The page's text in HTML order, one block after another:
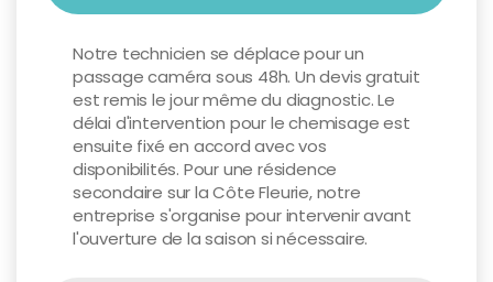
Notre technicien se déplace pour un
passage caméra sous 48h. Un devis gratuit
est remis le jour même du diagnostic. Le
délai d'intervention pour le chemisage est
ensuite fixé en accord avec vos
disponibilités. Pour une résidence
secondaire sur la Côte Fleurie, notre
entreprise s'organise pour intervenir avant
l'ouverture de la saison si nécessaire.
Assistance Docteur Canalisation
En ligne — réponse rapide 7j/7